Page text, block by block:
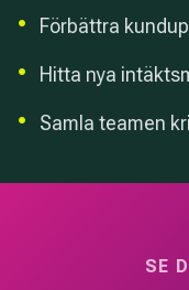
• Förbättra
• Hitta nya
• Samla teamen
SE